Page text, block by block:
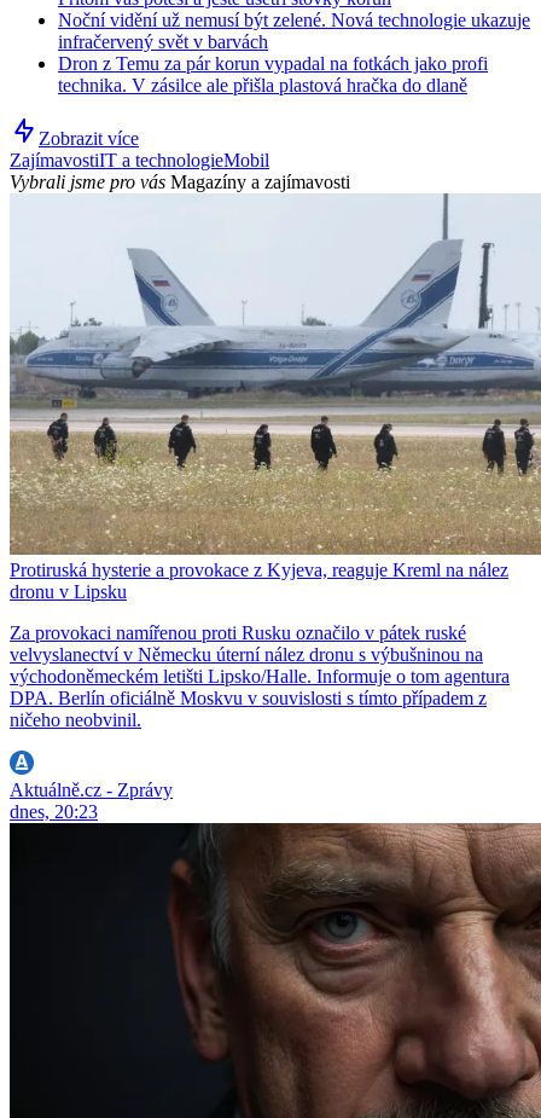
Noční vidění už nemusí být zelené. Nová technologie ukazuje
infračervený svět v barvách
Dron z Temu za pár korun vypadal na fotkách jako profi
technika. V zásilce ale přišla plastová hračka do dlaně
Zobrazit více
ZajímavostiIT a technologieMobil
Vybrali jsme pro vás Magazíny a zajímavosti
Protiruská hysterie a provokace z Kyjeva, reaguje Kreml na nález
dronu v Lipsku
Za provokaci namířenou proti Rusku označilo v pátek ruské
velvyslanectví v Německu úterní nález dronu s výbušninou na
východoněmeckém letišti Lipsko/Halle. Informuje o tom agentura
DPA. Berlín oficiálně Moskvu v souvislosti s tímto případem z
ničeho neobvinil.
Aktuálně.cz - Zprávy
dnes, 20:23